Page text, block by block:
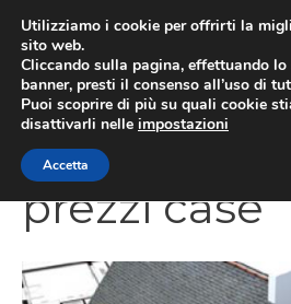
contenuto
prezzi case
Utilizziamo i cookie per offrirti la
sito web.
Cliccando sulla pagina, effettuando
banner, presti il consenso all’uso di
Puoi scoprire di più su quali cookie
disattivarli nelle impostazioni
Accetta